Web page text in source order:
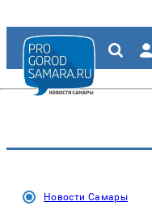
Новости Самары